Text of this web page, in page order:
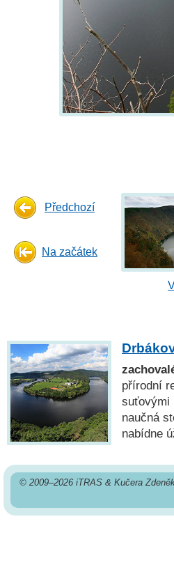
Předchozí
Na začátek
přírodní
suťovými
naučná
nabídne
© 2009–2026 iTRAS & Kučera